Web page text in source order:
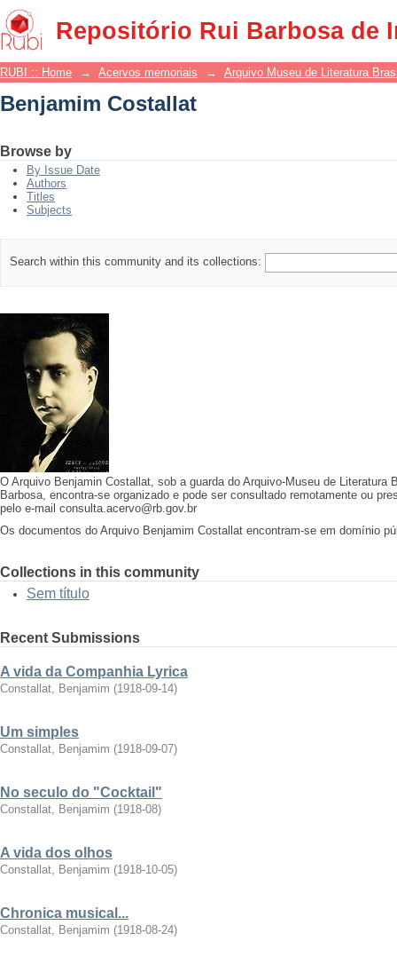
Repositório Rui Barbosa de
Benjamim Costallat
RUBI :: Home → Acervos memoriais → Arquivo Museu de Literatura
Benjamim Costallat
Browse by
By Issue Date
Authors
Titles
Subjects
Search within this community and its collections:
O Arquivo Benjamin Costallat, sob a guarda do Arquivo-Museu de Literatura
Barbosa, encontra-se organizado e pode ser consultado remotamente ou
pelo e-mail consulta.acervo@rb.gov.br
Os documentos do Arquivo Benjamim Costallat encontram-se em domínio
Collections in this community
Sem título
Recent Submissions
A vida da Companhia Lyrica
Constallat, Benjamim (1918-09-14)
Um simples
Constallat, Benjamim (1918-09-07)
No seculo do "Cocktail"
Constallat, Benjamim (1918-08)
A vida dos olhos
Constallat, Benjamim (1918-10-05)
Chronica musical...
Constallat, Benjamim (1918-08-24)